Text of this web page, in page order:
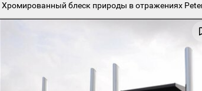
Хромированный блеск природы в отражениях